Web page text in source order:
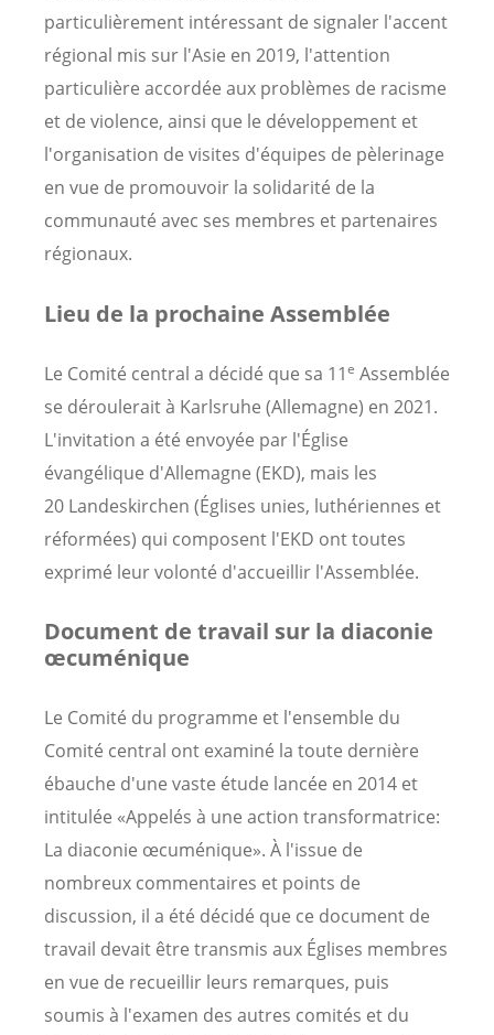
particulièrement intéressant de signaler l'accent
régional mis sur l'Asie en 2019, l'attention
particulière accordée aux problèmes de racisme
et de violence, ainsi que le développement et
l'organisation de visites d'équipes de pèlerinage
en vue de promouvoir la solidarité de la
communauté avec ses membres et partenaires
régionaux.
Lieu de la prochaine Assemblée
Le Comité central a décidé que sa 11e Assemblée
se déroulerait à Karlsruhe (Allemagne) en 2021.
L'invitation a été envoyée par l'Église
évangélique d'Allemagne (EKD), mais les
20 Landeskirchen (Églises unies, luthériennes et
réformées) qui composent l'EKD ont toutes
exprimé leur volonté d'accueillir l'Assemblée.
Document de travail sur la diaconie
œcuménique
Le Comité du programme et l'ensemble du
Comité central ont examiné la toute dernière
ébauche d'une vaste étude lancée en 2014 et
intitulée «Appelés à une action transformatrice:
La diaconie œcuménique». À l'issue de
nombreux commentaires et points de
discussion, il a été décidé que ce document de
travail devait être transmis aux Églises membres
en vue de recueillir leurs remarques, puis
soumis à l'examen des autres comités et du